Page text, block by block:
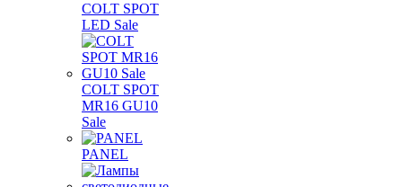
COLT SPOT
LED Sale
COLT SPOT
MR16 GU10
Sale
PANEL